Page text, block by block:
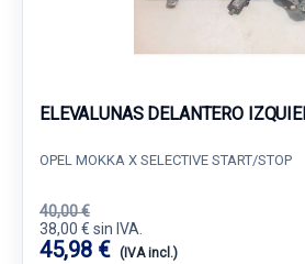
ELEVALUNAS DELANTERO
OPEL MOKKA X SELECTIVE START/STOP
40,00 €
38,00 € sin IVA.
45,98 € (IVA incl.)